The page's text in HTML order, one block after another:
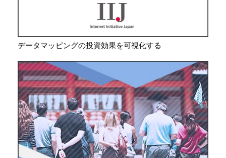
データマッピングの投資効果を可視化する